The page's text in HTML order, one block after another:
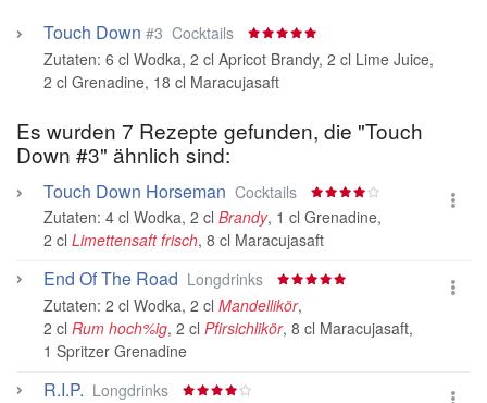
Touch Down #3 Cocktails
Zutaten: 6 cl Wodka, 2 cl Apricot Brandy, 2 cl Lime Juice,
2 cl Grenadine, 18 cl Maracujasaft
Es wurden 7 Rezepte gefunden, die "Touch
Down #3" ähnlich sind:
Touch Down Horseman Cocktails
Zutaten: 4 cl Wodka, 2 cl Brandy, 1 cl Grenadine,
2 cl Limettensaft frisch, 8 cl Maracujasaft
End Of The Road Longdrinks
Zutaten: 2 cl Wodka, 2 cl Mandellikör,
2 cl Rum hoch%ig, 2 cl Pfirsichlikör, 8 cl Maracujasaft,
1 Spritzer Grenadine
R.I.P. Longdrinks